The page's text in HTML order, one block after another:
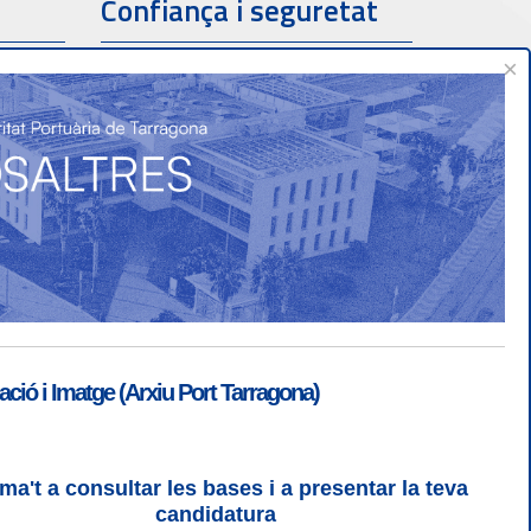
Confiança i seguretat
| Desconnectar
×
i Imatge (Arxiu Port Tarragona)
a consultar les bases i a presentar la teva
candidatura